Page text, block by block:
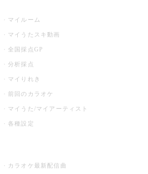
マイルーム
マイうたスキ動画
全国採点GP
分析採点
マイりれき
前回のカラオケ
マイうた/マイアーティスト
各種設定
カラオケ最新配信曲